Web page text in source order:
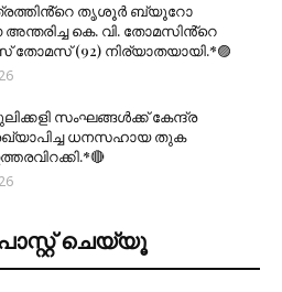
തൃശൂർ ബ്യൂറോ
അന്തരിച്ച കെ. വി. തോമസിൻ്റെ
തോമസ് (92) നിര്യാതയായി.*🟣
സംഘങ്ങള്‍ക്ക് കേന്ദ്ര
ധനസഹായ തുക
ചെയ്യൂ